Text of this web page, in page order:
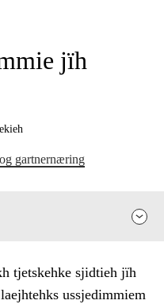
jïh
gartnernæring
tjetskehke sjidtieh jïh
ussjedimmiem